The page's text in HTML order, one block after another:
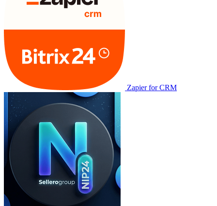
Zapier for CRM